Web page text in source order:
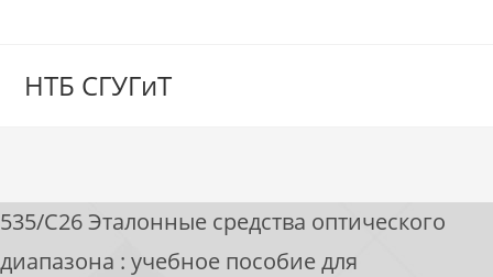
НТБ СГУГиТ
535/С26 Эталонные средства оптического
диапазона : учебное пособие для